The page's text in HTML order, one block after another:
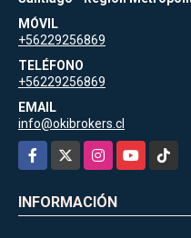
MÓVIL
+56229256869
TELÉFONO
+56229256869
EMAIL
info@okibrokers.cl
Facebook
InstagramYouTubeTikTok
INFORMACIÓN